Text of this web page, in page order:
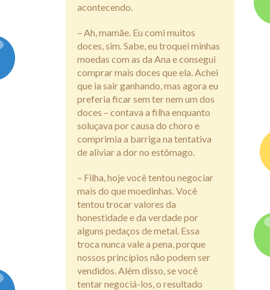
acontecendo.
– Ah, mamãe. Eu comi muitos
doces, sim. Sabe, eu troquei minhas
moedas com as da Ana e consegui
comprar mais doces que ela. Achei
que ia sair ganhando, mas agora eu
preferia ficar sem ter nem um dos
doces – contava a filha enquanto
soluçava por causa do choro e
comprimia a barriga na tentativa
de aliviar a dor no estômago.
– Filha, hoje você tentou negociar
mais do que moedinhas. Você
tentou trocar valores da
honestidade e da verdade por
alguns pedaços de metal. Essa
troca nunca vale a pena, porque
nossos princípios não podem ser
vendidos. Além disso, se você
tentar negociá-los, o resultado